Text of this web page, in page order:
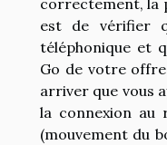
correctement, la
est de vérifier
téléphonique et
Go de votre
arriver que vous
la connexion au
(mouvement du